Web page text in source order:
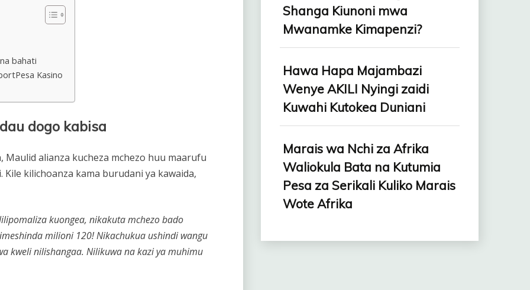
bahati
Kasino
dogo kabisa
Maulid alianza kucheza mchezo huu maarufu
Kile kilichoanza kama burudani ya kawaida,
kuongea, nikakuta mchezo bado
milioni 120! Nikachukua ushindi wangu
kweli nilishangaa. Nilikuwa na kazi ya muhimu
Shanga Kiunoni mwa
Mwanamke Kimapenzi?
Hawa Hapa Majambazi
Wenye AKILI Nyingi zaidi
Kuwahi Kutokea Duniani
Marais wa Nchi za Afrika
Waliokula Bata na Kutumia
Pesa za Serikali Kuliko Marais
Wote Afrika